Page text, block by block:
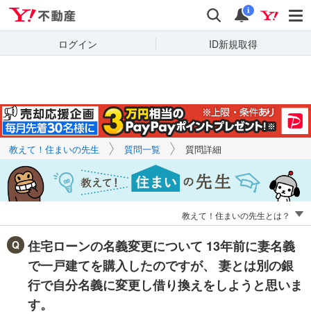
検索 通知
i
ログイン ID新規取得
キーワードで
質問を探す
教えて！住まいの先生 質問一覧 質問詳細
教えて！住まいの先生とは？
住宅ローンの名義変更について 13年前に妻名義
で一戸建てを購入したのですが、 妻とは別の銀
行で自分名義に変更し借り換えをしようと思いま
す。